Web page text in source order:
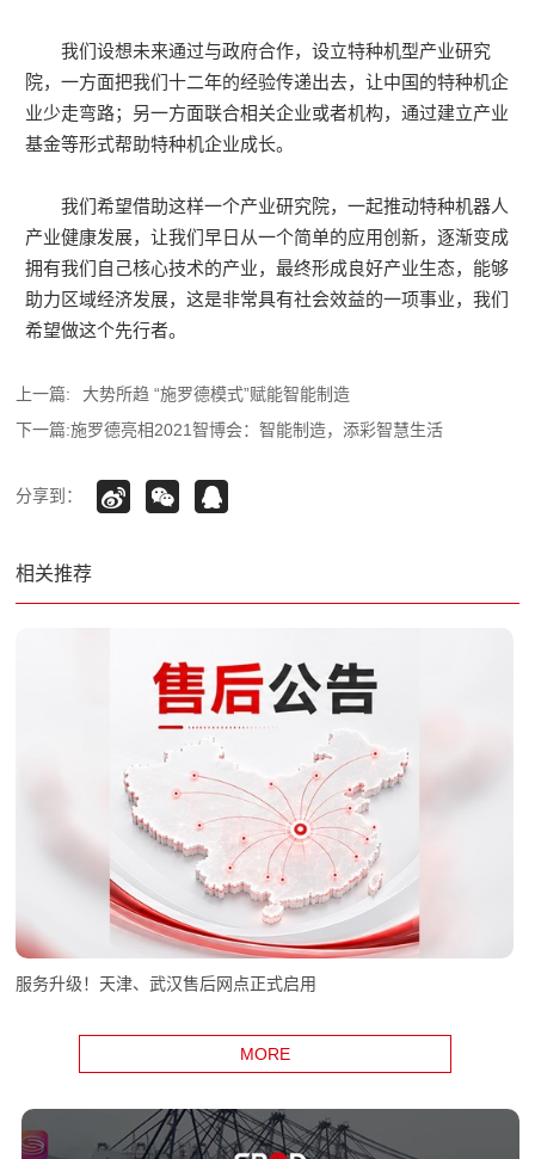
我们设想未来通过与政府合作，设立特种机型产业研究
院，一方面把我们十二年的经验传递出去，让中国的特种机企
业少走弯路；另一方面联合相关企业或者机构，通过建立产业
基金等形式帮助特种机企业成长。
我们希望借助这样一个产业研究院，一起推动特种机器人
产业健康发展，让我们早日从一个简单的应用创新，逐渐变成
拥有我们自己核心技术的产业，最终形成良好产业生态，能够
助力区域经济发展，这是非常具有社会效益的一项事业，我们
希望做这个先行者。
上一篇:
大势所趋 “施罗德模式”赋能智能制造
下一篇:施罗德亮相2021智博会：智能制造，添彩智慧生活
分享到：
相关推荐
服务升级！天津、武汉售后网点正式启用
MORE